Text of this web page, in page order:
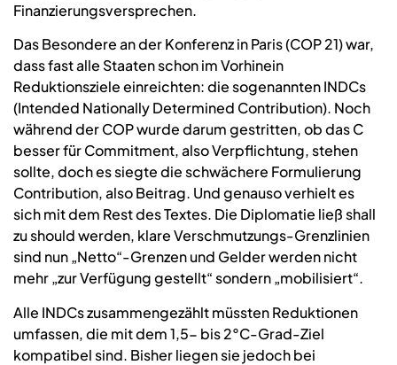
Finanzierungsversprechen.
Das Besondere an der Konferenz in Paris (COP 21) war,
dass fast alle Staaten schon im Vorhinein
Reduktionsziele einreichten: die sogenannten INDCs
(Intended Nationally Determined Contribution). Noch
während der COP wurde darum gestritten, ob das C
besser für Commitment, also Verpflichtung, stehen
sollte, doch es siegte die schwächere Formulierung
Contribution, also Beitrag. Und genauso verhielt es
sich mit dem Rest des Textes. Die Diplomatie ließ shall
zu should werden, klare Verschmutzungs-Grenzlinien
sind nun „Netto“-Grenzen und Gelder werden nicht
mehr „zur Verfügung gestellt“ sondern „mobilisiert“.
Alle INDCs zusammengezählt müssten Reduktionen
umfassen, die mit dem 1,5- bis 2°C-Grad-Ziel
kompatibel sind. Bisher liegen sie jedoch bei